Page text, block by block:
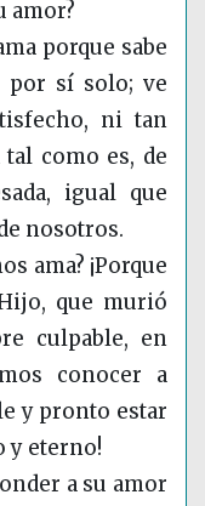
amor?
porque sabe
por sí solo; ve
ni tan
como es, de
igual que
nosotros.
ama? ¡Porque
que murió
culpable, en
conocer a
y pronto estar
y eterno!
a su amor